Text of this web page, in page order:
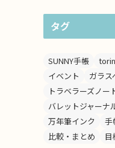
タグ
SUNNY手帳
イベント
ガラス
トラベラーズノー
バレットジャーナ
万年筆インク
手
比較・まとめ
目